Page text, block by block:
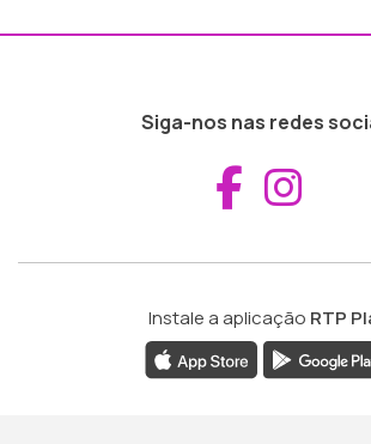
Siga-nos nas redes
Instale a aplicação RTP